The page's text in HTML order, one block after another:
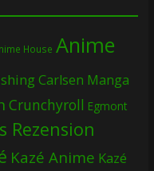
House Anime
Carlsen Manga
Crunchyroll Egmont
Rezension
Kazé Anime Kazé